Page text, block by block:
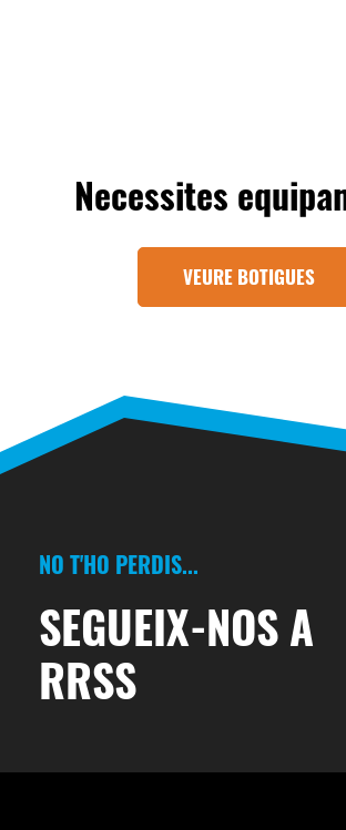
Necessites
VEURE BOTIGUES
NO T'HO PERDIS...
SEGUEIX-NOS A
RRSS